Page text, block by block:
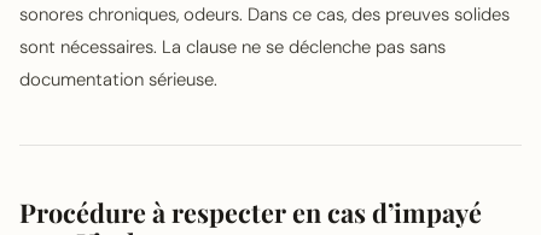
sonores chroniques, odeurs. Dans ce cas, des preuves solides
sont nécessaires. La clause ne se déclenche pas sans
documentation sérieuse.
Procédure à respecter en cas d’impayé